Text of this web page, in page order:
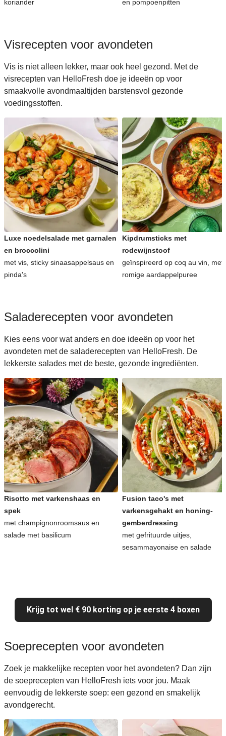
koriander
en pompoenpitten
Visrecepten voor avondeten
Vis is niet alleen lekker, maar ook heel gezond. Met de
visrecepten van HelloFresh doe je ideeën op voor
smaakvolle avondmaaltijden barstensvol gezonde
voedingsstoffen.
Luxe noedelsalade met garnalen
en broccolini
met vis, sticky sinaasappelsaus en
pinda's
Kipdrumsticks met
rodewijnstoof
geïnspireerd op coq au vin, met
romige aardappelpuree
Saladerecepten voor avondeten
Kies eens voor wat anders en doe ideeën op voor het
avondeten met de saladerecepten van HelloFresh. De
lekkerste salades met de beste, gezonde ingrediënten.
Risotto met varkenshaas en
spek
met champignonroomsaus en
salade met basilicum
Fusion taco's met
varkensgehakt en honing-
gemberdressing
met gefrituurde uitjes,
sesammayonaise en salade
Krijg tot wel € 90 korting op je eerste 4 boxen
Soeprecepten voor avondeten
Zoek je makkelijke recepten voor het avondeten? Dan zijn
de soeprecepten van HelloFresh iets voor jou. Maak
eenvoudig de lekkerste soep: een gezond en smakelijk
avondgerecht.